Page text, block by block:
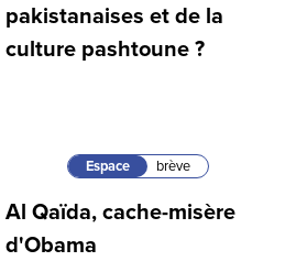
pakistanaises et de la
culture pashtoune ?
Espace brève
Al Qaïda, cache-misère
d'Obama